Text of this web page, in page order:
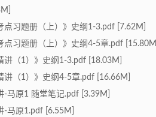
点习题册（上）》史纲1-3.pdf [7.62M]
点习题册（上）》史纲4-5章.pdf [15.80M]
讲（1）》史纲1-3.pdf [18.03M]
讲（1）》史纲4-5章.pdf [16.66M]
-马原1 随堂笔记.pdf [3.39M]
-马原1.pdf [6.55M]